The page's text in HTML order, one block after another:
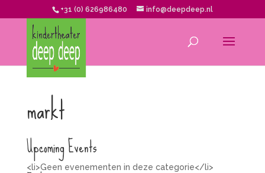
+31 (0) 626986480 info@deepdeep.nl
markt
Upcoming Events
<li>Geen evenementen in deze categorie</li>